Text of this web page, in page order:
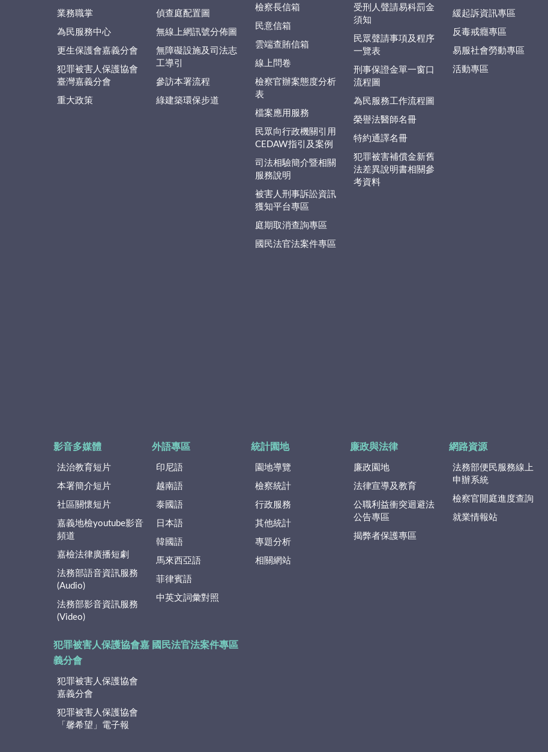
業務職掌
為民服務中心
更生保護會嘉義分會
犯罪被害人保護協會
臺灣嘉義分會
重大政策
偵查庭配置圖
無線上網訊號分佈圖
無障礙設施及司法志
工導引
參訪本署流程
綠建築環保步道
檢察長信箱
民意信箱
雲端查賄信箱
線上問卷
檢察官辦案態度分析
表
檔案應用服務
民眾向行政機關引用
CEDAW指引及案例
司法相驗簡介暨相關
服務說明
被害人刑事訴訟資訊
獲知平台專區
庭期取消查詢專區
國民法官法案件專區
受刑人聲請易科罰金
須知
民眾聲請事項及程序
一覽表
刑事保證金單一窗口
流程圖
為民服務工作流程圖
榮譽法醫師名冊
特約通譯名冊
犯罪被害補償金新舊
法差異說明書相關參
考資料
緩起訴資訊專區
反毒戒癮專區
易服社會勞動專區
活動專區
影音多媒體
法治教育短片
本署簡介短片
社區關懷短片
嘉義地檢youtube影音
頻道
嘉檢法律廣播短劇
法務部語音資訊服務
(Audio)
法務部影音資訊服務
(Video)
外語專區
印尼語
越南語
泰國語
日本語
韓國語
馬來西亞語
菲律賓語
中英文詞彙對照
統計園地
園地導覽
檢察統計
行政服務
其他統計
專題分析
相關網站
廉政與法律
廉政園地
法律宣導及教育
公職利益衝突迴避法
公告專區
揭弊者保護專區
網路資源
法務部便民服務線上
申辦系統
檢察官開庭進度查詢
就業情報站
犯罪被害人保護協會嘉
義分會
犯罪被害人保護協會
嘉義分會
犯罪被害人保護協會
「馨希望」電子報
國民法官法案件專區